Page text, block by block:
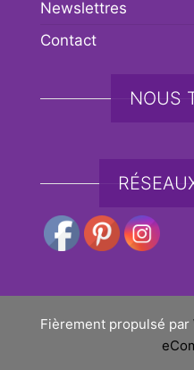
Newslettres
Contact
NOUS
Fièrement propulsé par